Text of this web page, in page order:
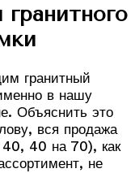
гранитный
в нашу
Объяснить это
вся продажа
40, 40 на 70), как
не